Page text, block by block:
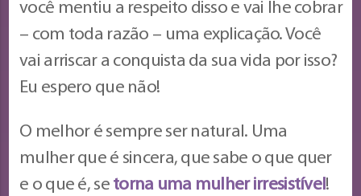
você mentiu a respeito disso e vai lhe cobrar
– com toda razão – uma explicação. Você
vai arriscar a conquista da sua vida por isso?
Eu espero que não!
O melhor é sempre ser natural. Uma
mulher que é sincera, que sabe o que quer
e o que é, se torna uma mulher irresistível!